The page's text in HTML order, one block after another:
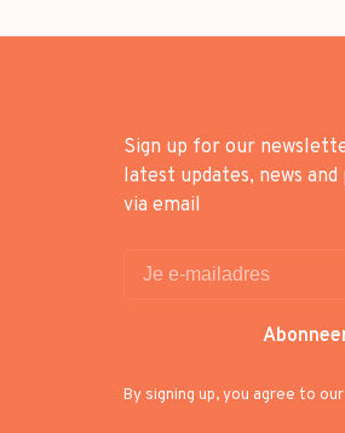
Sign up for our
latest updates, news
via email
By signing up, you agree to